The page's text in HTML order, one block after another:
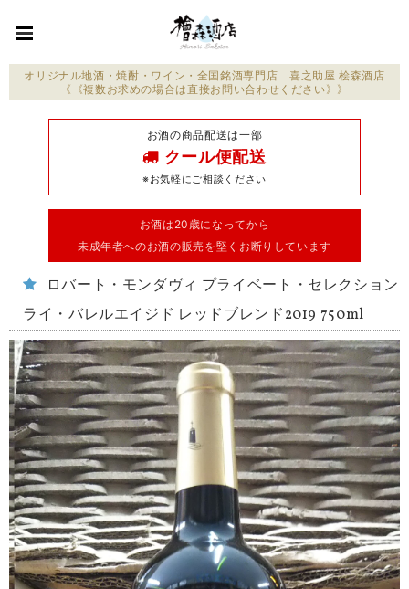
オリジナル地酒・焼酎・ワイン・全国銘酒専門店 喜之助屋 桧森酒店
《《複数お求めの場合は直接お問い合わせください》》
お酒の商品配送は一部
クール便配送
※お気軽にご相談ください
お酒は20歳になってから
未成年者へのお酒の販売を堅くお断りしています
ロバート・モンダヴィ プライベート・セレクション
ライ・バレルエイジド レッドブレンド2019 750ml